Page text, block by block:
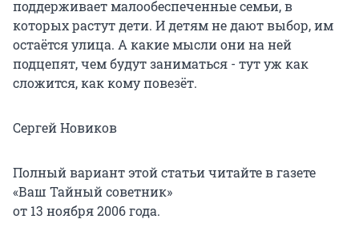
поддерживает малообеспеченные семьи, в
которых растут дети. И детям не дают выбор, им
остаётся улица. А какие мысли они на ней
подцепят, чем будут заниматься - тут уж как
сложится, как кому повезёт.
Сергей Новиков
Полный вариант этой статьи читайте в газете
«Ваш Тайный советник»
от 13 ноября 2006 года.